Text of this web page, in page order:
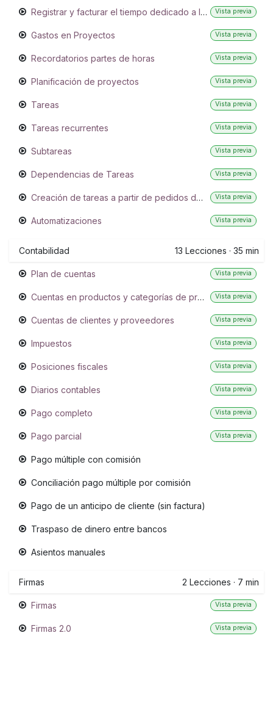
Registrar y facturar el tiempo dedicado a las tareas Vista previa
Gastos en Proyectos Vista previa
Recordatorios partes de horas Vista previa
Planificación de proyectos Vista previa
Tareas Vista previa
Tareas recurrentes Vista previa
Subtareas Vista previa
Dependencias de Tareas Vista previa
Creación de tareas a partir de pedidos de cliente Vista previa
Automatizaciones Vista previa
Contabilidad 13 Lecciones · 35 min
Plan de cuentas Vista previa
Cuentas en productos y categorías de productos Vista previa
Cuentas de clientes y proveedores Vista previa
Impuestos Vista previa
Posiciones fiscales Vista previa
Diarios contables Vista previa
Pago completo Vista previa
Pago parcial Vista previa
Pago múltiple con comisión
Conciliación pago múltiple por comisión
Pago de un anticipo de cliente (sin factura)
Traspaso de dinero entre bancos
Asientos manuales
Firmas 2 Lecciones · 7 min
Firmas Vista previa
Firmas 2.0 Vista previa